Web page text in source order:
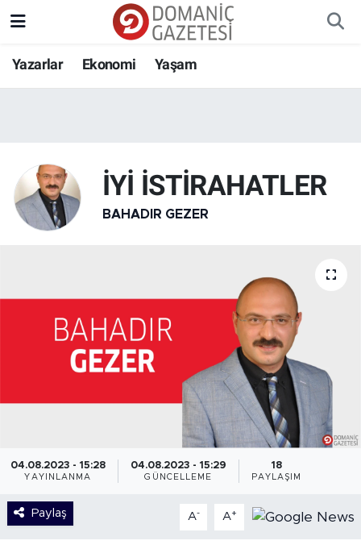
Yazarlar Ekonomi Yaşam
İYİ İSTİRAHATLER
BAHADIR GEZER
04.08.2023 - 15:28
YAYINLANMA
04.08.2023 - 15:29
GÜNCELLEME
18
PAYLAŞIM
Paylaş A- A+